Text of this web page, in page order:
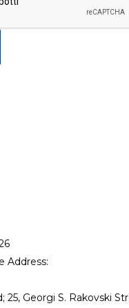
Address:
25, Georgi S. Rakovski